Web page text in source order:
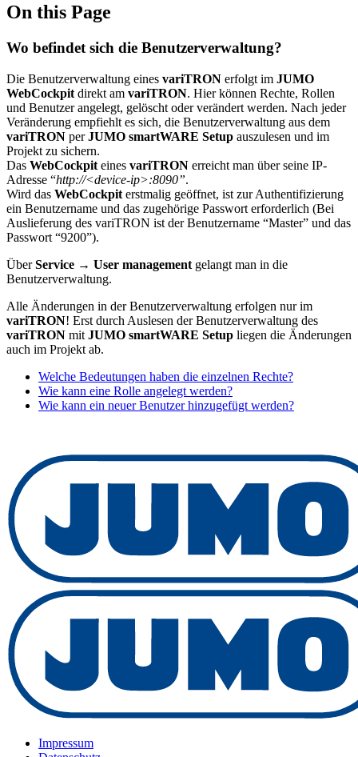
On this Page
Wo befindet sich die Benutzerverwaltung?
Die Benutzerverwaltung eines variTRON erfolgt im JUMO
WebCockpit direkt am variTRON. Hier können Rechte, Rollen
und Benutzer angelegt, gelöscht oder verändert werden. Nach jeder
Veränderung empfiehlt es sich, die Benutzerverwaltung aus dem
variTRON perJUMO smartWARE Setup auszulesen und im
Projekt zu sichern.
Das WebCockpit eines variTRON erreicht man über seine IP-
Adresse “http://<device-ip>:8090”.
Wird das WebCockpit erstmalig geöffnet, ist zur Authentifizierung
ein Benutzername und das zugehörige Passwort erforderlich (Bei
Auslieferung des variTRON ist der Benutzername “Master” und das
Passwort “9200”).
ÜberService → User management gelangt man in die
Benutzerverwaltung.
Alle Änderungen in der Benutzerverwaltung erfolgen nur im
variTRON! Erst durch Auslesen der Benutzerverwaltung des
variTRON mit JUMO smartWARE Setup liegen die Änderungen
auch im Projekt ab.
Welche Bedeutungen haben die einzelnen Rechte?
Wie kann eine Rolle angelegt werden?
Wie kann ein neuer Benutzer hinzugefügt werden?
Impressum